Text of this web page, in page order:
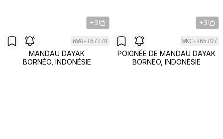
+3
WWA-167178
MANDAU DAYAK
BORNÉO, INDONÉSIE
+3
WKC-165707
POIGNÉE DE MANDAU DAYAK
BORNÉO, INDONÉSIE